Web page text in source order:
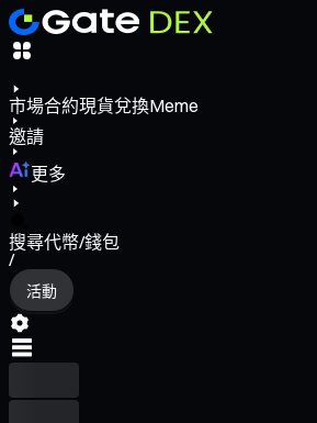
市場合約現貨兌換Meme
邀請
更多
搜尋代幣/錢包
/
活動